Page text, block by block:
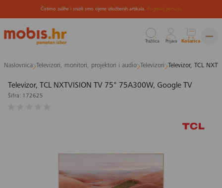
na
sadržaj
Čistimo zalihe i snizili smo cijene izložbenih artikala. Pogledaj ponudu
Tražilica Prijava Košarica
Naslovnica Televizori, monitori, projektori i audio Televizori Televizor, TCL
Televizor, TCL NXTVISION TV 75" 75A300W, Google TV
Šifra: 172625